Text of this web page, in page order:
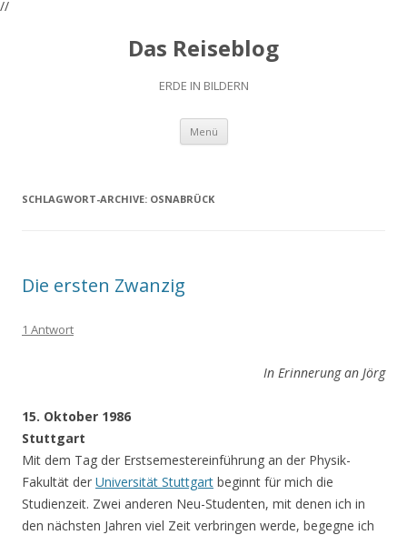
//
Das Reiseblog
ERDE IN BILDERN
Menü Zum
springen
SCHLAGWORT-ARCHIVE: OSNABRÜCK
Die ersten Zwanzig
1 Antwort
In Erinnerung an Jörg
15. Oktober 1986
Stuttgart
Mit dem Tag der Erstsemestereinführung an der Physik-
Fakultät der Universität Stuttgart beginnt für mich die
Studienzeit. Zwei anderen Neu-Studenten, mit denen ich in
den nächsten Jahren viel Zeit verbringen werde, begegne ich